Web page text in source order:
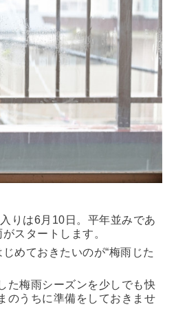
りは6月10日。平年並みであ
スタートします。
めておきたいのが“梅雨じた
た梅雨シーズンを少しでも快
のうちに準備をしておきませ